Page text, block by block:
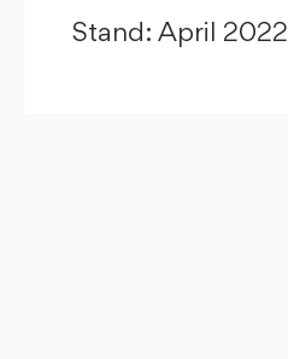
Stand: April 2022